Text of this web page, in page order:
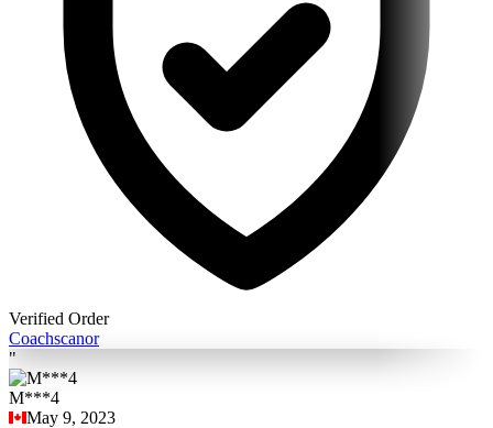
Verified Order
Coachscanor
"
M***4
May 9, 2023